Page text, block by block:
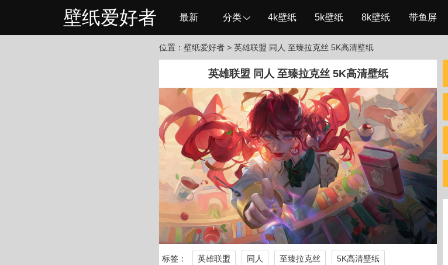
壁纸爱好者 最新 分类 4k壁纸 5k壁纸 8k壁纸 带鱼屏
位置： 壁纸爱好者 > 英雄联盟 同人 至臻拉克丝 5K高清壁纸
英雄联盟 同人 至臻拉克丝 5K高清壁纸
标签： 英雄联盟 同人 至臻拉克丝 5K高清壁纸